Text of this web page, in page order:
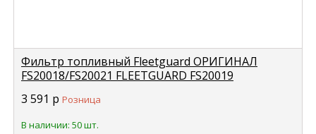
Фильтр топливный Fleetguard ОРИГИНАЛ
FS20018/FS20021 FLEETGUARD FS20019
3 591 р Розница
В наличии: 50 шт.